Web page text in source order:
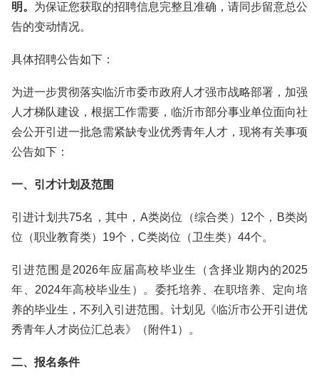
明。 为保证您获取的招聘信息完整且准确，请同步留意总公
告的变动情况。
具体招聘公告如下：
为进一步贯彻落实临沂市委市政府人才强市战略部署，加强
人才梯队建设，根据工作需要，临沂市部分事业单位面向社
会公开引进一批急需紧缺专业优秀青年人才，现将有关事项
公告如下：
一、引才计划及范围
引进计划共75名，其中，A类岗位（综合类）12个，B类岗
位（职业教育类）19个，C类岗位（卫生类）44个。
引进范围是2026年应届高校毕业生（含择业期内的2025
年、2024年高校毕业生）。委托培养、在职培养、定向培
养的毕业生，不列入引进范围。计划见《临沂市公开引进优
秀青年人才岗位汇总表》（附件1）。
二、报名条件